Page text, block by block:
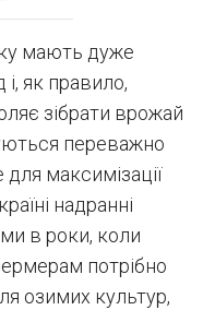
мають дуже
і, як правило,
зібрати врожай
переважно
максимізації
надранні
в роки, коли
потрібно
озимих культур,